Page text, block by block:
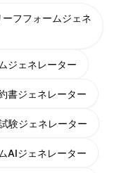
フフォームジェネ
ジェネレーター
書ジェネレーター
験ジェネレーター
AIジェネレーター